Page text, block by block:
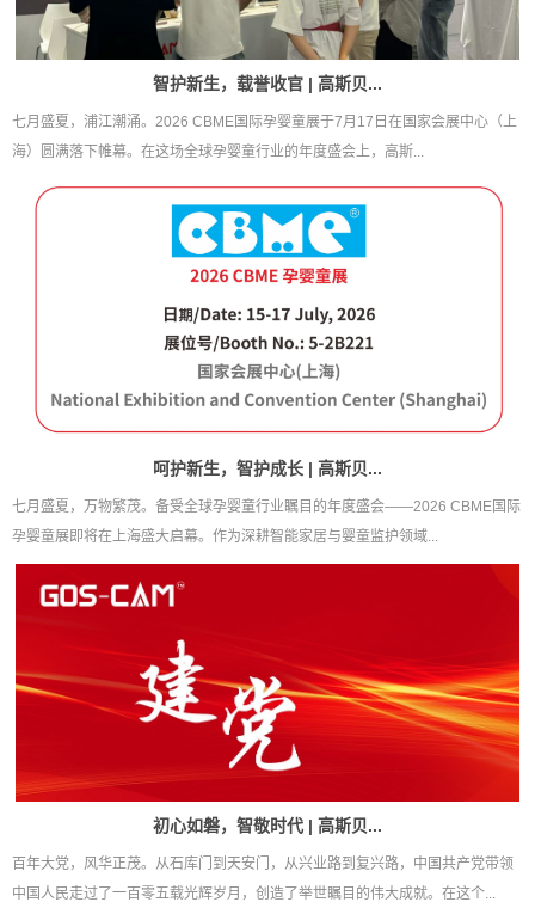
智护新生，载誉收官 | 高斯贝...
七月盛夏，浦江潮涌。2026 CBME国际孕婴童展于7月17日在国家会展中心（上
海）圆满落下帷幕。在这场全球孕婴童行业的年度盛会上，高斯...
呵护新生，智护成长 | 高斯贝...
七月盛夏，万物繁茂。备受全球孕婴童行业瞩目的年度盛会——2026 CBME国际
孕婴童展即将在上海盛大启幕。作为深耕智能家居与婴童监护领域...
初心如磐，智敬时代 | 高斯贝...
百年大党，风华正茂。从石库门到天安门，从兴业路到复兴路，中国共产党带领
中国人民走过了一百零五载光辉岁月，创造了举世瞩目的伟大成就。在这个...